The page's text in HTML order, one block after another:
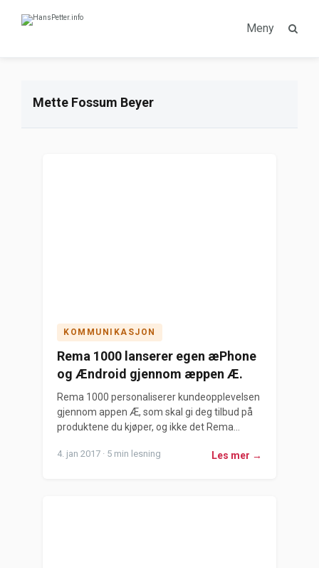
Meny
Mette Fossum Beyer
KOMMUNIKASJON
Rema 1000 lanserer egen æPhone
og Ændroid gjennom æppen Æ.
Rema 1000 personaliserer kundeopplevelsen
gjennom appen Æ, som skal gi deg tilbud på
produktene du kjøper, og ikke det Rema...
4. jan 2017 · 5 min lesning Les mer →